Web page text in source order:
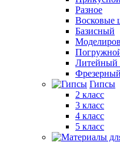
Разное
Восковые
Базисный
Литейный
Фрезерный
Гипсы
2 класс
3 класс
4 класс
5 класс